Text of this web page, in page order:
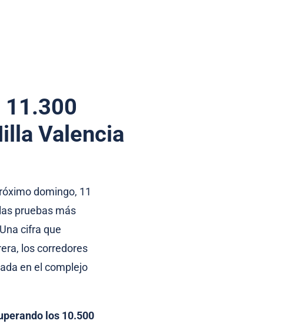
11.300
Valencia
domingo, 11
pruebas más
cifra que
los corredores
en el complejo
los 10.500